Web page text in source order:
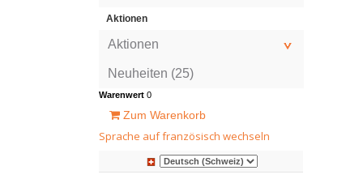
Aktionen
Aktionen
Neuheiten (25)
Warenwert 0
Zum Warenkorb
Sprache auf französisch wechseln